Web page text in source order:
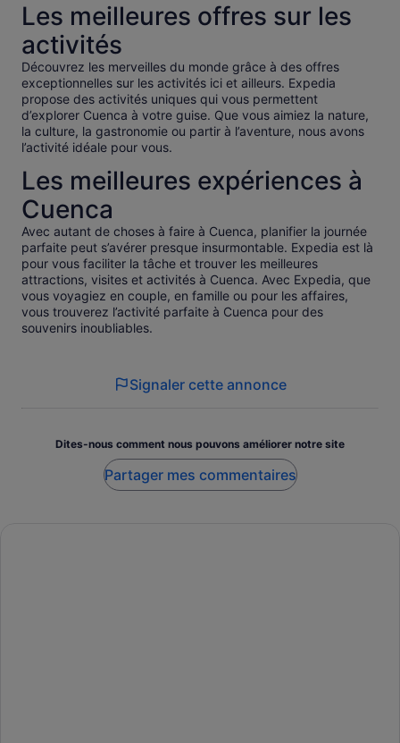
Les meilleures offres sur les
activités
Découvrez les merveilles du monde grâce à des offres
exceptionnelles sur les activités ici et ailleurs. Expedia
propose des activités uniques qui vous permettent
d’explorer Cuenca à votre guise. Que vous aimiez la nature,
la culture, la gastronomie ou partir à l’aventure, nous avons
l’activité idéale pour vous.
Les meilleures expériences à
Cuenca
Avec autant de choses à faire à Cuenca, planifier la journée
parfaite peut s’avérer presque insurmontable. Expedia est là
pour vous faciliter la tâche et trouver les meilleures
attractions, visites et activités à Cuenca. Avec Expedia, que
vous voyagiez en couple, en famille ou pour les affaires,
vous trouverez l’activité parfaite à Cuenca pour des
souvenirs inoubliables.
Signaler cette annonce
Dites-nous comment nous pouvons améliorer notre site
Partager mes commentaires